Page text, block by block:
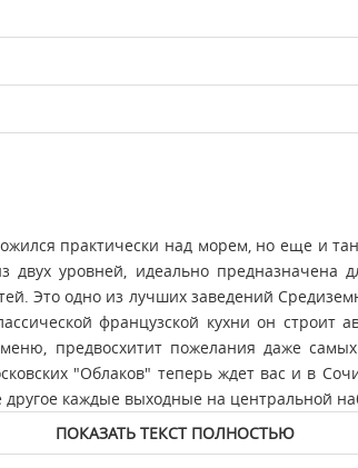
практически над морем, но еще и
двух уровней, идеально
Это одно из лучших заведений
французской кухни он строит
предвосхитит пожелания даже
"Облаков" теперь ждет вас и в
другое каждые выходные на центральной
ПОКАЗАТЬ ТЕКСТ ПОЛНОСТЬЮ